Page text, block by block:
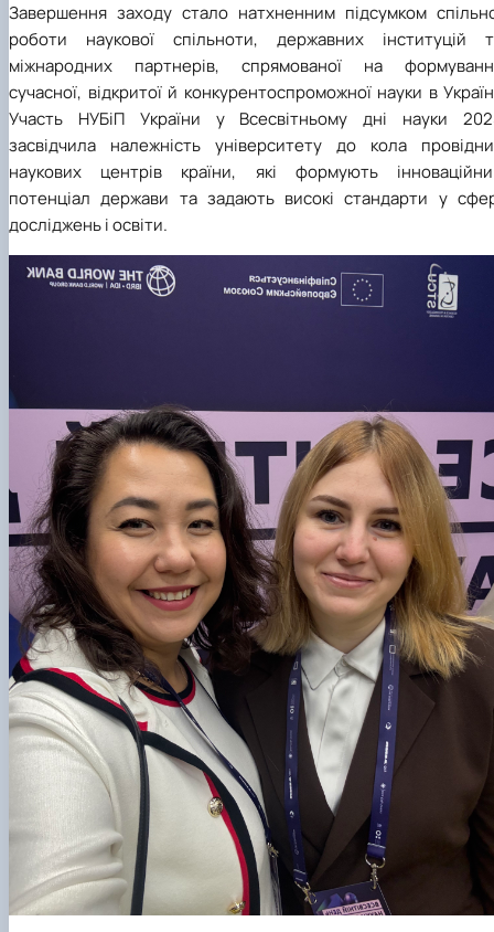
Завершення заходу стало натхненним підсумком
роботи наукової спільноти, державних інституцій
міжнародних партнерів, спрямованої на
сучасної, відкритої й конкурентоспроможної науки в
Участь НУБіП України у Всесвітньому дні науки
засвідчила належність університету до кола
наукових центрів країни, які формують
потенціал держави та задають високі стандарти у
досліджень і освіти.